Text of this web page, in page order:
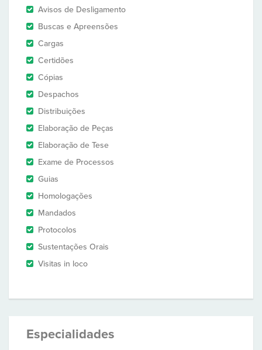
Avisos de Desligamento
Buscas e Apreensões
Cargas
Certidões
Cópias
Despachos
Distribuições
Elaboração de Peças
Elaboração de Tese
Exame de Processos
Guias
Homologações
Mandados
Protocolos
Sustentações Orais
Visitas in loco
Especialidades